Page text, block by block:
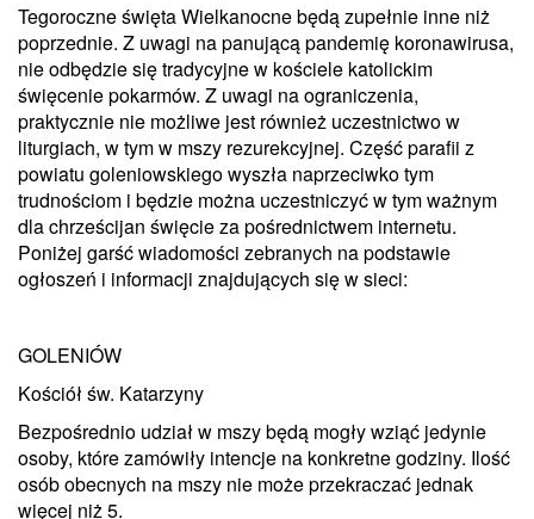
Tegoroczne święta Wielkanocne będą zupełnie inne niż
poprzednie. Z uwagi na panującą pandemię koronawirusa,
nie odbędzie się tradycyjne w kościele katolickim
święcenie pokarmów. Z uwagi na ograniczenia,
praktycznie nie możliwe jest również uczestnictwo w
liturgiach, w tym w mszy rezurekcyjnej. Część parafii z
powiatu goleniowskiego wyszła naprzeciwko tym
trudnościom i będzie można uczestniczyć w tym ważnym
dla chrześcijan święcie za pośrednictwem internetu.
Poniżej garść wiadomości zebranych na podstawie
ogłoszeń i informacji znajdujących się w sieci:
GOLENIÓW
Kościół św. Katarzyny
Bezpośrednio udział w mszy będą mogły wziąć jedynie
osoby, które zamówiły intencje na konkretne godziny. Ilość
osób obecnych na mszy nie może przekraczać jednak
więcej niż 5.